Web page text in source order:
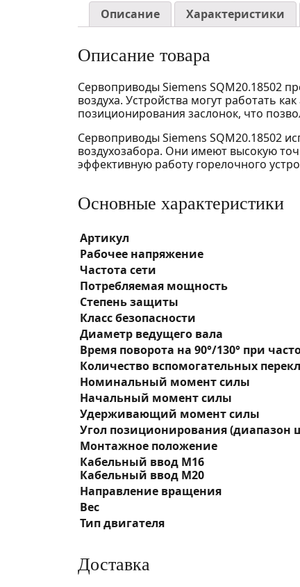
Описание Характеристики
Описание товара
Сервоприводы Siemens SQM20.18502
воздуха. Устройства могут работать
позиционирования заслонок, что
Сервоприводы Siemens SQM20.18502
воздухозабора. Они имеют высокую
эффективную работу горелочного
Основные характеристики
Артикул
Рабочее напряжение
Частота сети
Потребляемая мощность
Степень защиты
Класс безопасности
Диаметр ведущего вала
Время поворота на 90°/130° при
Количество вспомогательных
Номинальный момент силы
Начальный момент силы
Удерживающий момент силы
Угол позиционирования (диапазон
Монтажное положение
Кабельный ввод M16
Кабельный ввод M20
Направление вращения
Вес
Тип двигателя
Доставка